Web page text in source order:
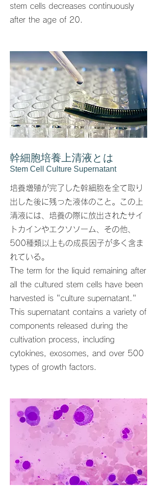
stem cells decreases continuously
after the age of 20.
幹細胞培養上清液とは
​Stem Cell Culture Supernatant
培養増殖が完了した幹細胞を全て取り
出した後に残った液体のこと。この上
清液には、培養の際に放出されたサイ
トカインやエクソソーム、その他、
500種類以上もの成長因子が多く含ま
れている。
The term for the liquid remaining after
all the cultured stem cells have been
harvested is "culture supernatant."
This supernatant contains a variety of
components released during the
cultivation process, including
cytokines, exosomes, and over 500
types of growth factors.